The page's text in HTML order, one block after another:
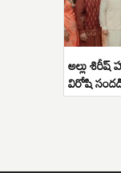
అల్లు శిరీష్
విరోషి